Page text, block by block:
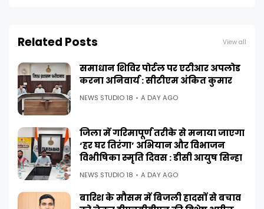
Related Posts View all
समाधान शिविर पोर्टल पर एटीआर अपलोड
करना अनिवार्य : सीटीएम अंकित कुमार
NEWS STUDIO 18 A DAY AGO
जिला में गरिमापूर्ण तरीके से मनाया जाएगा
‘हर घर तिरंगा’ अभियान और विभाजन
विभीषिका स्मृति दिवस : डीसी आयुष सिन्हा
NEWS STUDIO 18 A DAY AGO
बारिश के मौसम में बिजली हादसों से बचाव